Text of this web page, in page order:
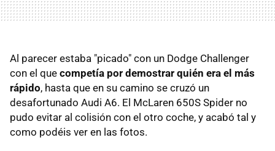
Al parecer estaba "picado" con un Dodge Challenger
con el que competía por demostrar quién era el más
rápido, hasta que en su camino se cruzó un
desafortunado Audi A6. El McLaren 650S Spider no
pudo evitar al colisión con el otro coche, y acabó tal y
como podéis ver en las fotos.